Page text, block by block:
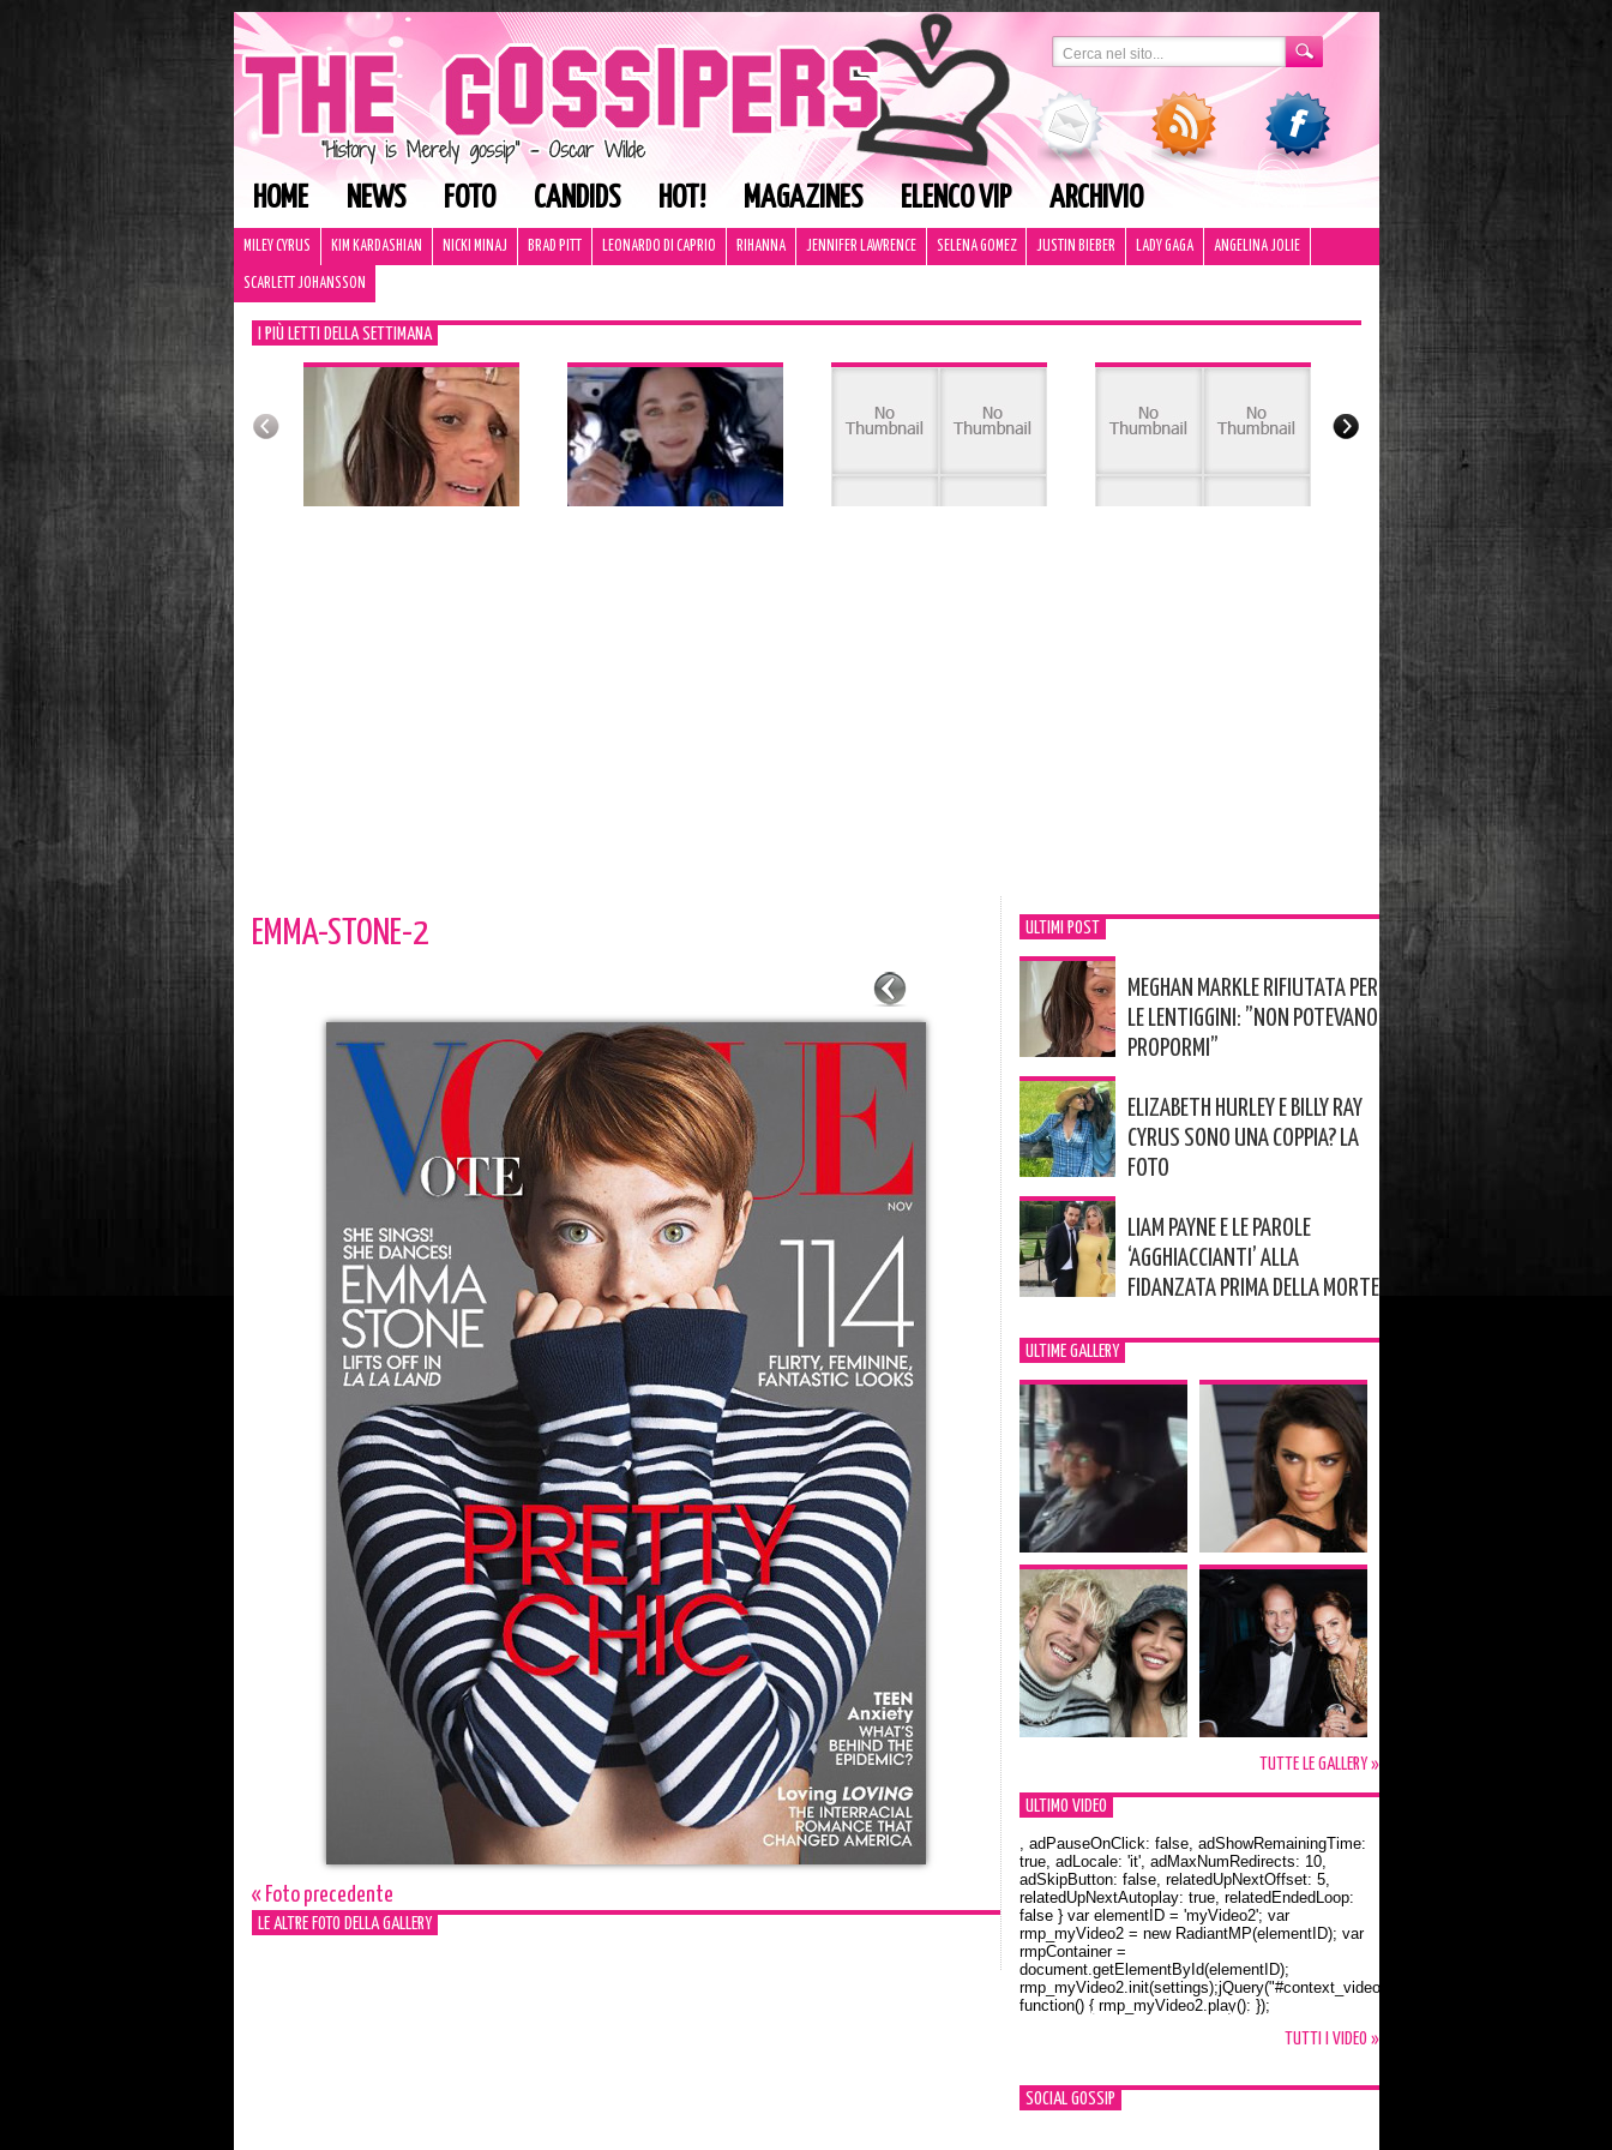
HOME NEWS FOTO CANDIDS HOT! MAGAZINES ELENCO VIP ARCHIVIO
MILEY CYRUS KIM KARDASHIAN NICKI MINAJ BRAD PITT LEONARDO DI CAPRIO RIHANNA JENNIFER LAWRENCE SELENA GOMEZ JUSTIN BIEBER LADY GAGA ANGELINA JOLIE
SCARLETT JOHANSSON
I PIÙ LETTI DELLA SETTIMANA
EMMA-STONE-2
« Foto precedente
LE ALTRE FOTO DELLA GALLERY
ULTIMI POST
MEGHAN MARKLE RIFIUTATA PER
LE LENTIGGINI: ”NON POTEVANO
PROPORMI”
ELIZABETH HURLEY E BILLY RAY
CYRUS SONO UNA COPPIA? LA
FOTO
LIAM PAYNE E LE PAROLE
‘AGGHIACCIANTI’ ALLA
FIDANZATA PRIMA DELLA MORTE
ULTIME GALLERY
TUTTE LE GALLERY »
ULTIMO VIDEO
Orlando Bloom e la t-shirt dedicata a Flynn
, adPauseOnClick: false, adShowRemainingTime:
true, adLocale: 'it', adMaxNumRedirects: 10,
adSkipButton: false, relatedUpNextOffset: 5,
relatedUpNextAutoplay: true, relatedEndedLoop:
false } var elementID = 'myVideo2'; var
rmp_myVideo2 = new RadiantMP(elementID); var
rmpContainer =
document.getElementById(elementID);
rmp_myVideo2.init(settings);jQuery("#context_video2").one("mouseover",
function() { rmp_myVideo2.play(); });
TUTTI I VIDEO »
SOCIAL GOSSIP